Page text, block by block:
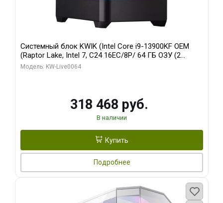
Системный блок KWIK (Intel Core i9-13900KF OEM
(Raptor Lake, Intel 7, C24 16EC/8P/ 64 ГБ ОЗУ (2
модуля)/ ASUS RTX5080 PROART OC 16GB GDDR7
Модель: KW-Live0064
318 468 руб.
В наличии
Купить
Подробнее